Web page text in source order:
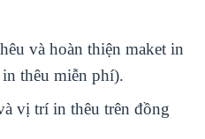
và hoàn thiện maket in
thêu miễn phí).
vị trí in thêu trên đồng